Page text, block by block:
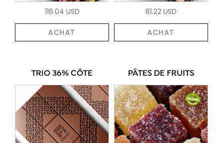
116.04 USD
ACHAT
81.22 USD
ACHAT
TRIO 36% CÔTE PÂTES DE FRUITS